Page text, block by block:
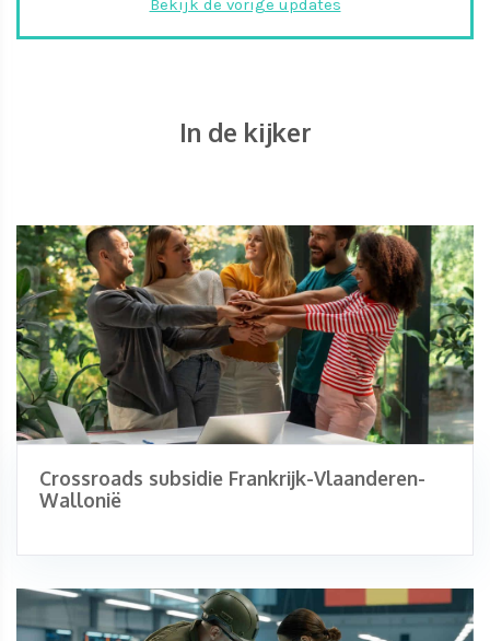
Bekijk de vorige updates
In de kijker
Crossroads subsidie Frankrijk-Vlaanderen-
Wallonië